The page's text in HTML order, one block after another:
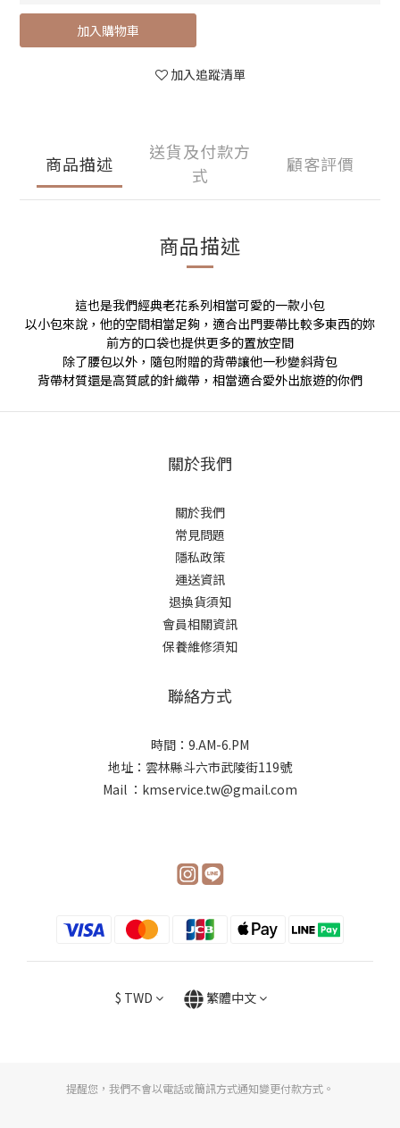
加入購物車
加入追蹤清單
商品描述
送貨及付款方
式
顧客評價
商品描述
這也是我們經典老花系列相當可愛的一款小包
以小包來說，他的空間相當足夠，適合出門要帶比較多東西的妳
前方的口袋也提供更多的置放空間
除了腰包以外，隨包附贈的背帶讓他一秒變斜背包
背帶材質還是高質感的針織帶，相當適合愛外出旅遊的你們
關於我們
關於我們
常見問題
隱私政策
運送資訊
退換貨須知
會員相關資訊
保養維修須知
聯絡方式
時間：9.AM-6.PM
地址：雲林縣斗六市武陵街119號
Mail ：kmservice.tw@gmail.com
$ TWD 繁體中文
提醒您，我們不會以電話或簡訊方式通知變更付款方式。